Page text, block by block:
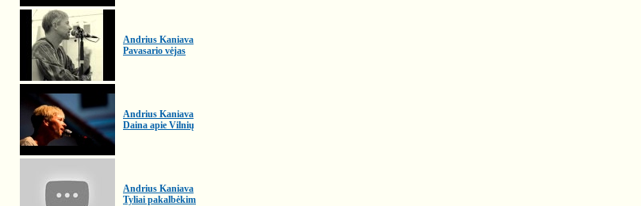
Andrius Kaniava
Pavasario vėjas
Andrius Kaniava
Daina apie Vilnių
Andrius Kaniava
Tyliai pakalbėkim